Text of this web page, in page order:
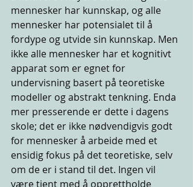
mennesker har kunnskap, og alle
mennesker har potensialet til å
fordype og utvide sin kunnskap. Men
ikke alle mennesker har et kognitivt
apparat som er egnet for
undervisning basert på teoretiske
modeller og abstrakt tenkning. Enda
mer presserende er dette i dagens
skole; det er ikke nødvendigvis godt
for mennesker å arbeide med et
ensidig fokus på det teoretiske, selv
om de er i stand til det. Ingen vil
være tjent med å opprettholde